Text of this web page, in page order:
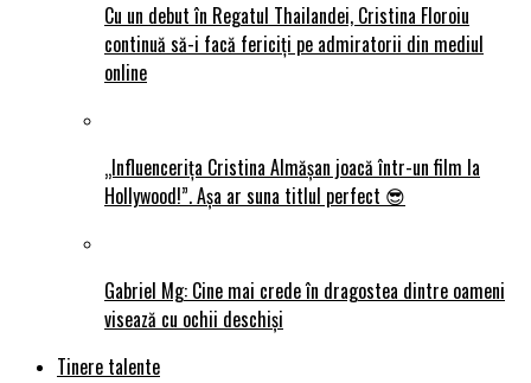
Cu un debut în Regatul Thailandei, Cristina Floroiu
continuă să-i facă fericiți pe admiratorii din mediul
online
„Influencerița Cristina Almășan joacă într-un film la
Hollywood!”. Așa ar suna titlul perfect 😎
Gabriel Mg: Cine mai crede în dragostea dintre oameni
visează cu ochii deschiși
Tinere talente